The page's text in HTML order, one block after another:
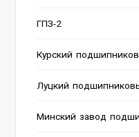
ГПЗ-2
Курский
Луцкий
Минский завод